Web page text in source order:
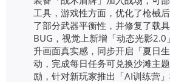
工具，游戏性方面，优化了枪械
了部分武器平衡性，并修复了载
BUG，视觉上新增「动态光影2.0
升画面真实感，同步开启「夏日
动，完成每日任务可兑换沙滩主
励，针对新玩家推出「AI训练营